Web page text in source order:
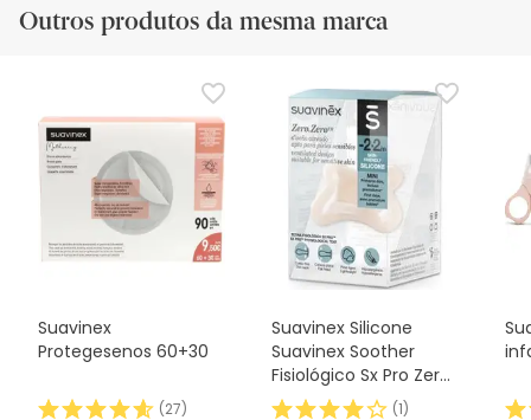
Outros produtos da mesma marca
Suavinex
Protegesenos 60+30
(27)
Suavinex Silicone
Suavinex Soother
Fisiológico Sx Pro Zero
2m 1 peça
(1)